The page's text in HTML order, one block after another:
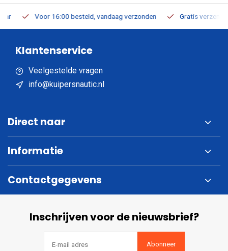
Voor 16:00 besteld, vandaag verzonden Gratis verzending
Klantenservice
Veelgestelde vragen
info@kuipersnautic.nl
Direct naar
Informatie
Contactgegevens
Inschrijven voor de nieuwsbrief?
Abonneer